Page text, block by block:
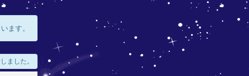
ます。
ました。